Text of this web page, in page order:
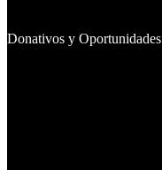
Donativos y Oportunidades